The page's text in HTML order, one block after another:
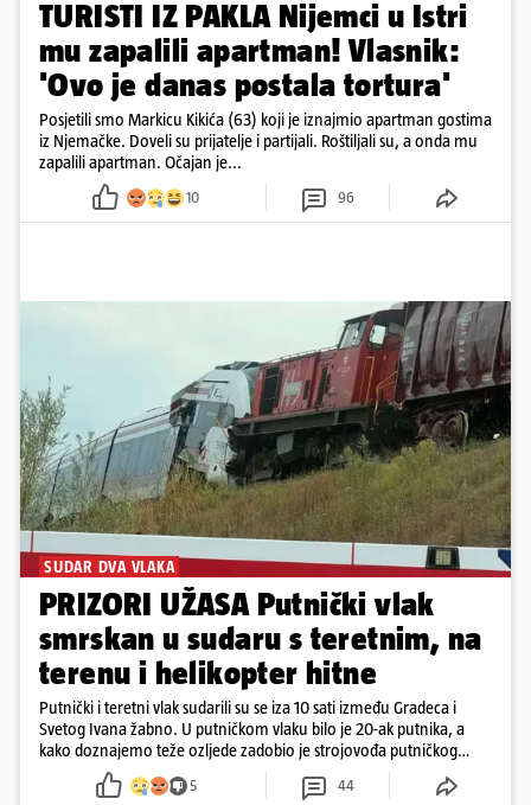
TURISTI IZ PAKLA Nijemci u Istri
mu zapalili apartman! Vlasnik:
'Ovo je danas postala tortura'
Posjetili smo Markicu Kikića (63) koji je iznajmio apartman gostima
iz Njemačke. Doveli su prijatelje i partijali. Roštiljali su, a onda mu
zapalili apartman. Očajan je...
10 96
SUDAR DVA VLAKA
PRIZORI UŽASA Putnički vlak
smrskan u sudaru s teretnim, na
terenu i helikopter hitne
Putnički i teretni vlak sudarili su se iza 10 sati između Gradeca i
Svetog Ivana žabno. U putničkom vlaku bilo je 20-ak putnika, a
kako doznajemo teže ozljede zadobio je strojovođa putničkog
vlaka. Zatvoren je promet, a fotoreporteri Prigorskog objavili su
prve snimke s mjesta sudara
5 44